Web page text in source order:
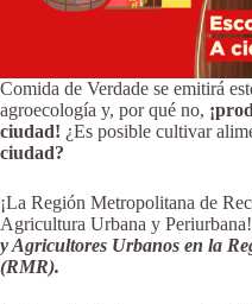
Comida de Verdade se emitirá
agroecología y, por qué no,
ciudad! ¿Es posible cultivar
ciudad?
¡La Región Metropolitana de
Agricultura Urbana y
y Agricultores Urbanos en la
(RMR).